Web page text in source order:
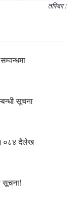
तस्बिर :
सूचना
दैलेख
सूचना!